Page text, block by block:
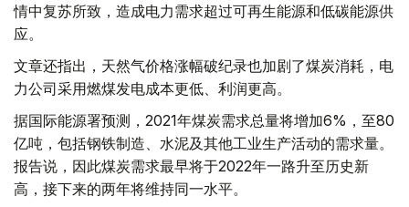
情中复苏所致，造成电力需求超过可再生能源和低碳能源供
应。
文章还指出，天然气价格涨幅破纪录也加剧了煤炭消耗，电
力公司采用燃煤发电成本更低、利润更高。
据国际能源署预测，2021年煤炭需求总量将增加6%，至80
亿吨，包括钢铁制造、水泥及其他工业生产活动的需求量。
报告说，因此煤炭需求最早将于2022年一路升至历史新
高，接下来的两年将维持同一水平。